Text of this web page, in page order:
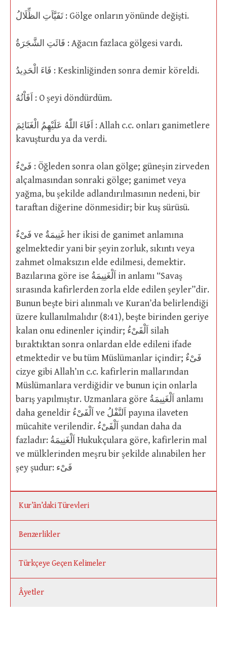
تَفَيَّاَتِ الظِّلَالُ : Gölge onların yönünde değişti.
فَائَتِ الشَّجَرَةُ : Ağacın fazlaca gölgesi vardı.
فَاءَ الْحَدِيدُ : Keskinliğinden sonra demir köreldi.
اَفَاْتُهُ : O şeyi döndürdüm.
اَفَاءَ اللّٰهُ عَلَيْهِمُ الْغَنَائِمَ : Allah c.c. onları ganimetlere
kavuşturdu ya da verdi.
فَىْءٌ : Öğleden sonra olan gölge; güneşin zirveden
alçalmasından sonraki gölge; ganimet veya
yağma, bu şekilde adlandırılmasının nedeni, bir
taraftan diğerine dönmesidir; bir kuş sürüsü.
فَىْءٌ ve غَنِيمَةٌ her ikisi de ganimet anlamına
gelmektedir yani bir şeyin zorluk, sıkıntı veya
zahmet olmaksızın elde edilmesi, demektir.
Bazılarına göre ise اَلْغَنِيمَةُ in anlamı “Savaş
sırasında kafirlerden zorla elde edilen şeyler”dir.
Bunun beşte biri alınmalı ve Kuran’da belirlendiği
üzere kullanılmalıdır (8:41), beşte birinden geriye
kalan onu edinenler içindir; اَلْفَىْءُ silah
bıraktıktan sonra onlardan elde edileni ifade
etmektedir ve bu tüm Müslümanlar içindir; فَىْءٌ
cizye gibi Allah’ın c.c. kafirlerin mallarından
Müslümanlara verdiğidir ve bunun için onlarla
barış yapılmıştır. Uzmanlara göre اَلْغَنِيمَةُ anlamı
daha geneldir اَلْفَىْءُ ve اَلنَّفْلُ payına ilaveten
mücahite verilendir. اَلْفَىْءُ şundan daha da
fazladır: اَلْغَنِيمَةُ Hukukçulara göre, kafirlerin mal
ve mülklerinden meşru bir şekilde alınabilen her
şey şudur: فَىْء
Kur’ân’daki Türevleri
Benzerlikler
Türkçeye Geçen Kelimeler
Âyetler